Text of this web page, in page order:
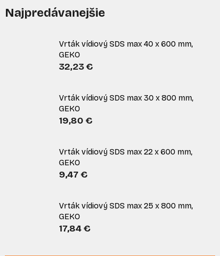
Najpredávanejšie
Vrták vídiový SDS max 40 x 600 mm,
GEKO
32,23 €
Vrták vídiový SDS max 30 x 800 mm,
GEKO
19,80 €
Vrták vídiový SDS max 22 x 600 mm,
GEKO
9,47 €
Vrták vídiový SDS max 25 x 800 mm,
GEKO
17,84 €